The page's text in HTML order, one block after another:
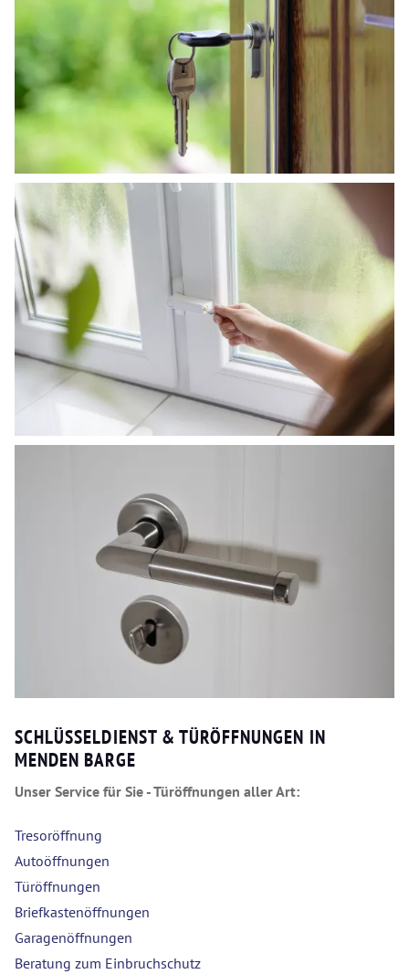
SCHLÜSSELDIENST & TÜRÖFFNUNGEN IN
MENDEN BARGE
Unser Service für Sie - Türöffnungen aller Art:
Tresoröffnung
Autoöffnungen
Türöffnungen
Briefkastenöffnungen
Garagenöffnungen
Beratung zum Einbruchschutz